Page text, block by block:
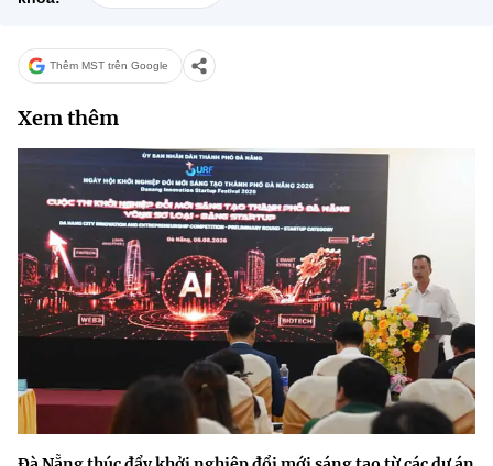
Thêm MST trên Google
Xem thêm